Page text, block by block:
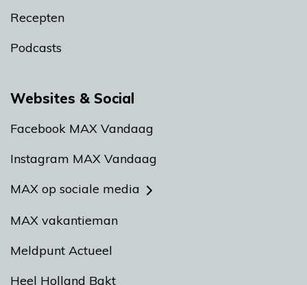
Recepten
Podcasts
Websites & Social
Facebook MAX Vandaag
Instagram MAX Vandaag
MAX op sociale media
MAX vakantieman
Meldpunt Actueel
Heel Holland Bakt